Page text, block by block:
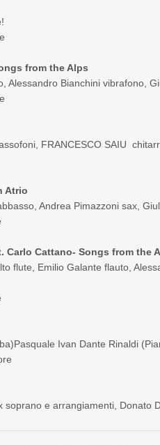
from the Alps
Alessandro Bianchini vibrafono,
FRANCESCO SAIU
Atrio
Andrea Pimazzoni sax,
Carlo Cattano- Songs from the
flute, Emilio Galante flauto,
Ivan Dante Rinaldi
soprano e arrangiamenti, Donato